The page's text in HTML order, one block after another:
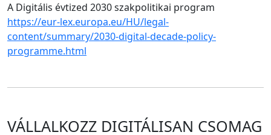
A Digitális évtized 2030 szakpolitikai program
https://eur-lex.europa.eu/HU/legal-
content/summary/2030-digital-decade-policy-
programme.html
VÁLLALKOZZ DIGITÁLISAN CSOMAG